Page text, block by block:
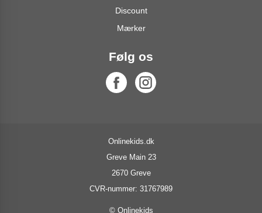
Discount
Mærker
Følg os
Onlinekids.dk
Greve Main 23
2670 Greve
CVR-nummer: 31767989
© Onlinekids